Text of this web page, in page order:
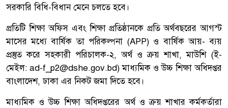
সরকারি বিধি-বিধান মেনে চলতে হবে।
প্রতিটি শিক্ষা অফিস এবং শিক্ষা প্রতিষ্ঠানকে প্রতি অর্থবছরের আগস্ট
মাসের মধ্যে বার্ষিক তা পরিকল্পনা (APP) ও বার্ষিক আয়- ব্যয়
প্রস্তুত করে সহকারী পরিচালক-২, অর্থ ও ক্রয় শাখা, মাউশি (ই-
মেইল: ad-f_p2@dshe.gov.bd) মাধ্যমিক ও উচ্চ শিক্ষা অধিদপ্তর
বাংলাদেশ, ঢাকা এর নিকট জমা দিতে হবে।
মাধ্যমিক ও উচ্চ শিক্ষা অধিদপ্তরের অর্থ ও ক্রয় শাখার কর্মকর্তারা